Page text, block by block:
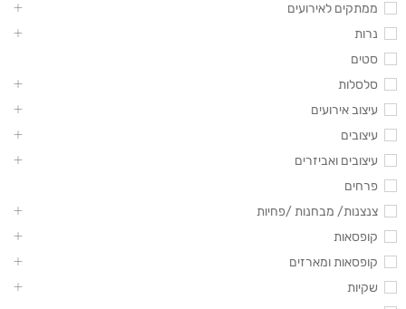
ממתקים לאירועים
נרות
סטים
סלסלות
עיצוב אירועים
עיצובים
עיצובים ואביזרים
פרחים
צנצנות/ מבחנות /פחיות
קופסאות
קופסאות ומארזים
שקיות